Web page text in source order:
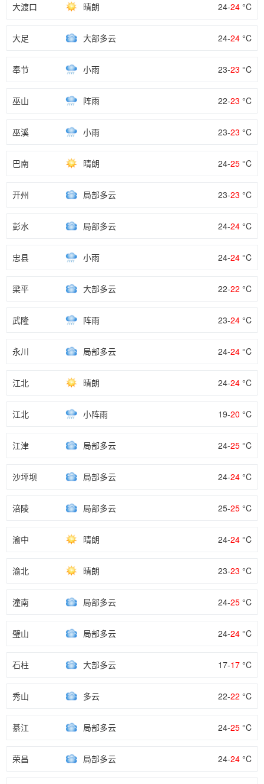
大渡口 晴朗 24-24 °C
大足 大部多云 24-24 °C
奉节 小雨 23-23 °C
巫山 阵雨 22-23 °C
巫溪 小雨 23-23 °C
巴南 晴朗 24-25 °C
开州 局部多云 23-23 °C
彭水 局部多云 24-24 °C
忠县 小雨 24-24 °C
梁平 大部多云 22-22 °C
武隆 阵雨 23-24 °C
永川 局部多云 24-24 °C
江北 晴朗 24-24 °C
江北 小阵雨 19-20 °C
江津 局部多云 24-25 °C
沙坪坝 局部多云 24-24 °C
涪陵 局部多云 25-25 °C
渝中 晴朗 24-24 °C
渝北 晴朗 23-23 °C
潼南 局部多云 24-25 °C
璧山 局部多云 24-24 °C
石柱 大部多云 17-17 °C
秀山 多云 22-22 °C
綦江 局部多云 24-25 °C
荣昌 局部多云 24-24 °C